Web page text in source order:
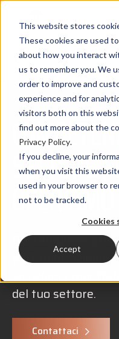
This website stores
These cookies are used
about how you interact
us to remember you. We
order to improve and
experience and for
visitors both on this
find out more about the
Privacy Policy.
If you decline, your
when you visit this
used in your browser to
not to be tracked.
Cookies
Accept
SETTORE
OPERIAMO
Dai complessi
portafogli
soluzioni
del tuo settore.
Contattaci